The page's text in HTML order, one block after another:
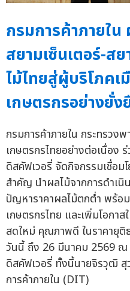
กรมการค้าภายใ
สยามเซ็นเตอร์-ส
ไม้ไทยสู่ผู้บริโภคเ
เกษตรกรอย่างยั่ง
กรมการค้าภายใน กระทรว
เกษตรกรไทยอย่างต่อเนื่อง
ดิสคัฟเวอรี่ จัดกิจกรรมเชื่อม
สำคัญ นำผลไม้จากการดำเนิ
ปัญหาราคาผลไม้ตกต่ำ พร้อ
เกษตรกรไทย และเพิ่มโอกา
สดใหม่ คุณภาพดี ในราคายุติ
วันนี้ ถึง 26 มีนาคม 2569 ณ
ดิสคัฟเวอรี่ ทั้งนี้นายจิรวุฒิ
การค้าภายใน (DIT)